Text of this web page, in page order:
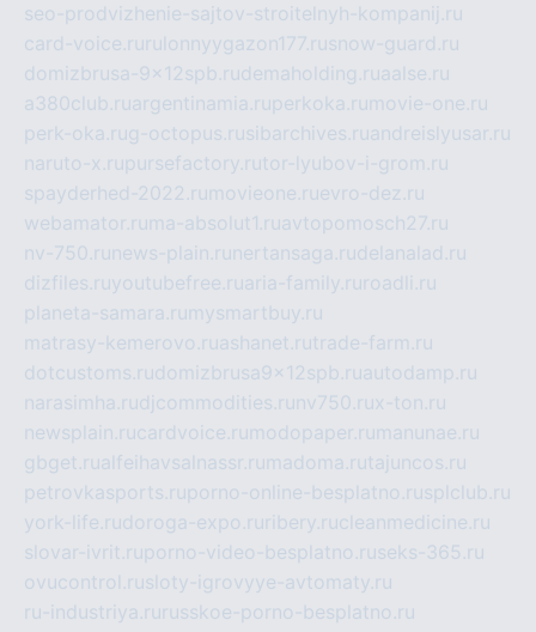
seo-prodvizhenie-sajtov-stroitelnyh-kompanij.ru
card-voice.ru rulonnyygazon177.rusnow-guard.ru
domizbrusa-9x12spb.rudemaholding.ruaalse.ru
a380club.ruargentinamia.ruperkoka.ru movie-one.ru
perk-oka.rug-octopus.rusibarchives.ruandreislyusar.ru
naruto-x.rupursefactory.rutor-lyubov-i-grom.ru
spayderhed-2022.ru movieone.ruevro-dez.ru
webamator.ru ma-absolut1.ruavtopomosch27.ru
nv-750.ru news-plain.ru nertansaga.rudelanalad.ru
dizfiles.ruyoutubefree.ruaria-family.ru roadli.ru
planeta-samara.ru mysmartbuy.ru
matrasy-kemerovo.ruashanet.rutrade-farm.ru
dotcustoms.rudomizbrusa9x12spb.ruautodamp.ru
narasimha.rudjcommodities.ru nv750.rux-ton.ru
newsplain.rucardvoice.ru modopaper.ru manunae.ru
gbget.rualfeihavsalnassr.ru madoma.rutajuncos.ru
petrovkasports.ruporno-online-besplatno.rusplclub.ru
york-life.rudoroga-expo.ru ribery.rucleanmedicine.ru
slovar-ivrit.ruporno-video-besplatno.ruseks-365.ru
ovucontrol.rusloty-igrovyye-avtomaty.ru
ru-industriya.ru russkoe-porno-besplatno.ru